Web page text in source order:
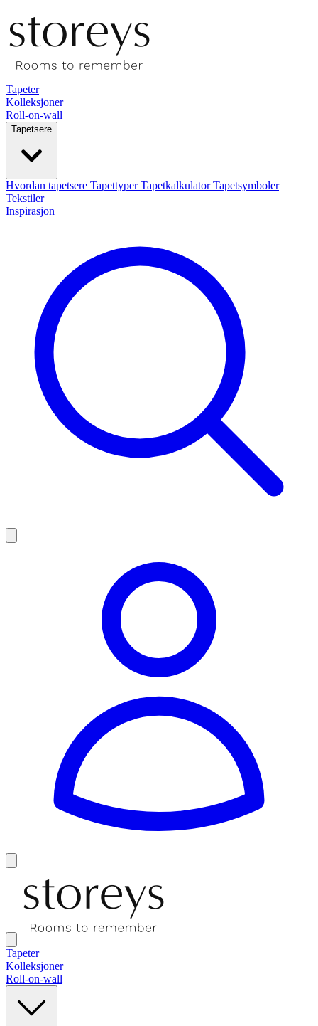
Tapeter
Kolleksjoner
Roll-on-wall
Tapetsere
Hvordan tapetsere TapettyperTapetkalkulatorTapetsymboler
Tekstiler
Inspirasjon
Tapeter
Kolleksjoner
Roll-on-wall